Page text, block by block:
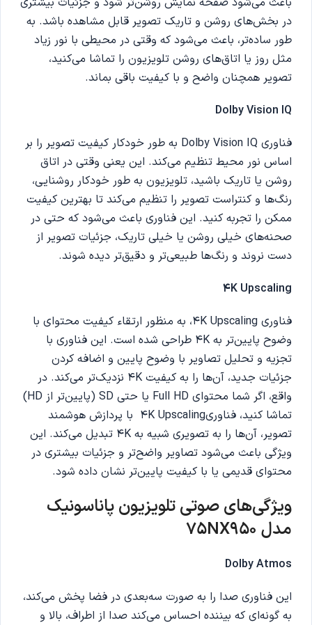
در بخش‌های روشن و تاریک تصویر قابل مشاهده باشد. به
طور ساده‌تر، باعث می‌شود که وقتی در محیطی با نور زیاد
مثل روز یا اتاق‌های روشن تلویزیون را تماشا می‌کنید،
تصویر همچنان واضح و با کیفیت باقی بماند.
Dolby Vision IQ
فناوری Dolby Vision IQ به طور خودکار کیفیت تصویر را بر
اساس نور محیط تنظیم می‌کند. این یعنی وقتی در اتاق
روشن یا تاریک باشید، تلویزیون به طور خودکار روشنایی،
رنگ‌ها و کنتراست تصویر را تنظیم می‌کند تا بهترین کیفیت
ممکن را تجربه کنید. این فناوری باعث می‌شود که حتی در
صحنه‌های خیلی روشن یا خیلی تاریک، جزئیات تصویر از
دست نروند و رنگ‌ها طبیعی‌تر و دقیق‌تر دیده شوند.
4K Upscaling
فناوری 4K Upscaling، به منظور ارتقاء کیفیت محتوای با
وضوح پایین‌تر به 4K طراحی شده است. این فناوری با
تجزیه و تحلیل تصاویر با وضوح پایین و اضافه کردن
جزئیات جدید، آن‌ها را به کیفیت 4K نزدیک‌تر می‌کند. در
واقع، اگر شما محتوای Full HD یا حتی SD (پایین‌تر از HD)
تماشا کنید، فناوری4K Upscaling با پردازش هوشمند
تصویر، آن‌ها را به تصویری شبیه به 4K تبدیل می‌کند. این
ویژگی باعث می‌شود تصاویر واضح‌تر و جزئیات بیشتری در
محتوای قدیمی یا با کیفیت پایین‌تر نشان داده شود.
ویژگی‌های صوتی تلویزیونپاناسونیک
مدل 75NX950
Dolby Atmos
این فناوری صدا را به صورت سه‌بعدی در فضا پخش می‌کند،
به گونه‌ای که بیننده احساس می‌کند صدا از اطراف، بالا و